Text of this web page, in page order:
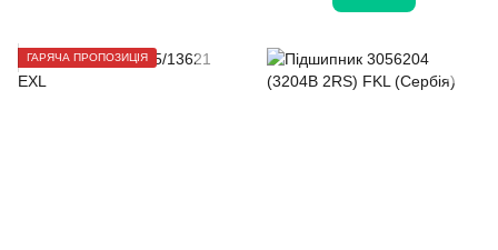
ГАРЯЧА ПРОПОЗИЦІЯ